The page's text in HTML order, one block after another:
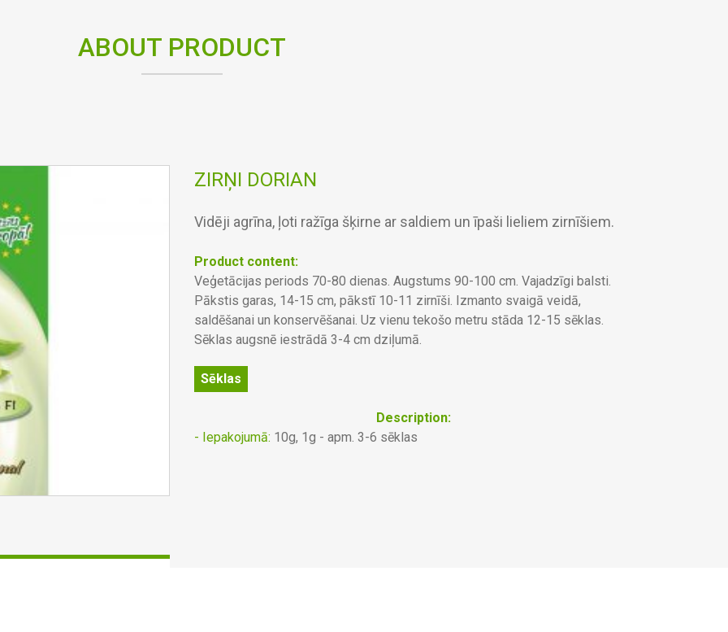
ABOUT PRODUCT
ZIRŅI DORIAN
Vidēji agrīna, ļoti ražīga šķirne ar saldiem un īpaši lieliem zirnīšiem.
Product content:
Veģetācijas periods 70-80 dienas. Augstums 90-100 cm. Vajadzīgi balsti.
Pākstis garas, 14-15 cm, pākstī 10-11 zirnīši. Izmanto svaigā veidā,
saldēšanai un konservēšanai. Uz vienu tekošo metru stāda 12-15 sēklas.
Sēklas augsnē iestrādā 3-4 cm dziļumā.
Sēklas
Description:
- Iepakojumā: 10g, 1g - apm. 3-6 sēklas